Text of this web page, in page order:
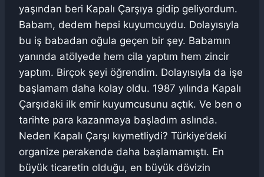
yaşından beri Kapalı Çarşıya gidip geliyordum.
Babam, dedem hepsi kuyumcuydu. Dolayısıyla
bu iş babadan oğula geçen bir şey. Babamın
yanında atölyede hem cila yaptım hem zincir
yaptım. Birçok şeyi öğrendim. Dolayısıyla da işe
başlamam daha kolay oldu. 1987 yılında Kapalı
Çarşıdaki ilk emir kuyumcusunu açtık. Ve ben o
tarihte para kazanmaya başladım aslında.
Neden Kapalı Çarşı kıymetliydi? Türkiye’deki
organize perakende daha başlamamıştı. En
büyük ticaretin olduğu, en büyük dövizin